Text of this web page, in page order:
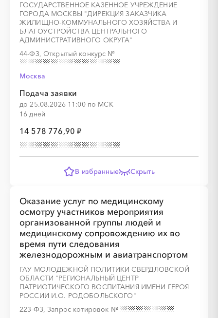
ГОСУДАРСТВЕННОЕ КАЗЕННОЕ УЧРЕЖДЕНИЕ
ГОРОДА МОСКВЫ "ДИРЕКЦИЯ ЗАКАЗЧИКА
ЖИЛИЩНО-КОММУНАЛЬНОГО ХОЗЯЙСТВА И
БЛАГОУСТРОЙСТВА ЦЕНТРАЛЬНОГО
АДМИНИСТРАТИВНОГО ОКРУГА"
44-ФЗ, Открытый конкурс №
Москва
Подача заявки
до 25.08.2026 11:00 по МСК
16 дней
14 578 776,90 ₽
В избранные Скрыть
Оказание услуг по медицинскому
осмотру участников мероприятия
организованной группы людей и
медицинскому сопровождению их во
время пути следования
железнодорожным и авиатранспортом
ГАУ МОЛОДЕЖНОЙ ПОЛИТИКИ СВЕРДЛОВСКОЙ
ОБЛАСТИ "РЕГИОНАЛЬНЫЙ ЦЕНТР
ПАТРИОТИЧЕСКОГО ВОСПИТАНИЯ ИМЕНИ ГЕРОЯ
РОССИИ И.О. РОДОБОЛЬСКОГО"
223-ФЗ, Запрос котировок №